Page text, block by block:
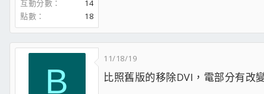
互動分數
14
點數
18
B
11/18/19
比照舊版的移除DVI，電部分有改